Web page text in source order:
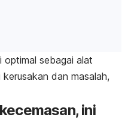
sebagai alat
dan masalah,
ini